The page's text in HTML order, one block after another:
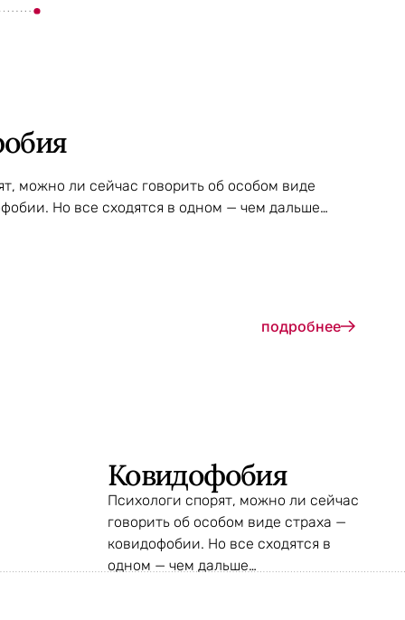
можно ли сейчас говорить об особом виде
Но все сходятся в одном — чем дальше…
подробнее
Ковидофобия
Психологи спорят, можно ли сейчас
говорить об особом виде страха —
ковидофобии. Но все сходятся в
одном — чем дальше…